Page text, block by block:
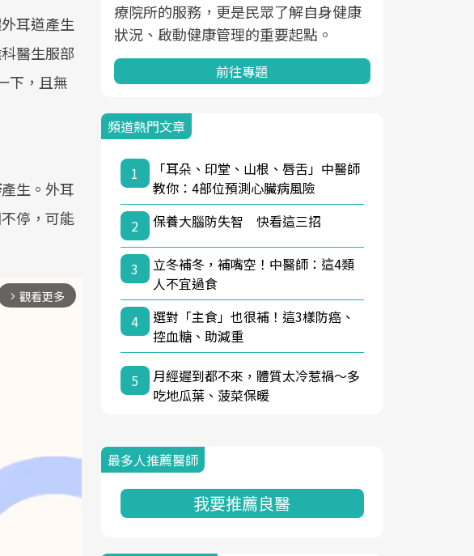
耳道產生
醫生服部
下，且無
產生。外耳
停，可能
arrow_forward_ios 觀看更多
療院所的服務，更是民眾了解自身健康
狀況、啟動健康管理的重要起點。
前往專題
頻道熱門文章
1
「耳朵、印堂、山根、唇舌」中醫師
教你：4部位預測心臟病風險
2
保養大腦防失智 快看這三招
3
立冬補冬，補嘴空！中醫師：這4類
人不宜過食
4
選對「主食」也很補！這3樣防癌、
控血糖、助減重
5
月經遲到都不來，體質太冷惹禍〜多
吃地瓜葉、菠菜保暖
最多人推薦醫師
我要推薦良醫